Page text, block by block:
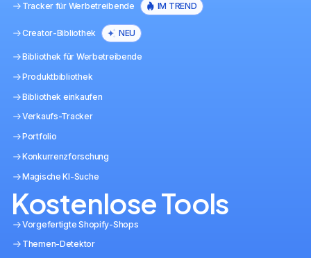
Tracker für Werbetreibende IM TREND
Creator-Bibliothek NEU
Bibliothek für Werbetreibende
Produktbibliothek
Bibliothek einkaufen
Verkaufs-Tracker
Portfolio
Konkurrenzforschung
Magische KI-Suche
Kostenlose Tools
Vorgefertigte Shopify-Shops
Themen-Detektor